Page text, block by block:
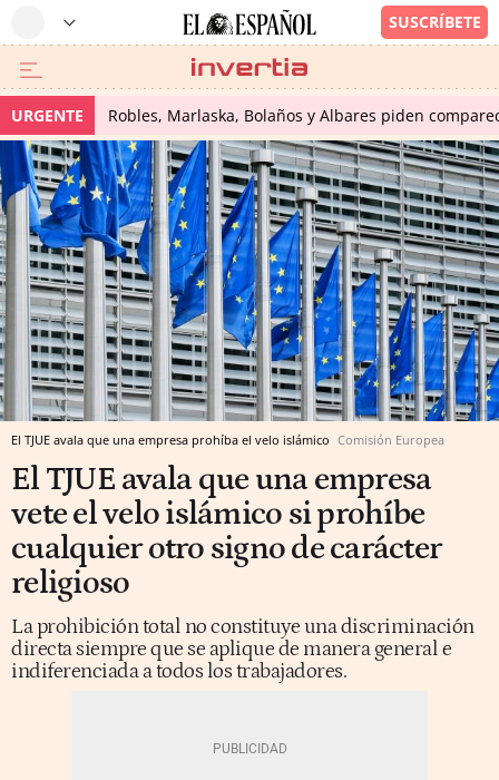
URGENTE Robles, Marlaska, Bolaños y Albares piden
El TJUE avala que una empresa prohíba el velo islámico Comisión Europea
El TJUE avala que una empresa
vete el velo islámico si prohíbe
cualquier otro signo de carácter
religioso
La prohibición total no constituye una discriminación
directa siempre que se aplique de manera general e
indiferenciada a todos los trabajadores.